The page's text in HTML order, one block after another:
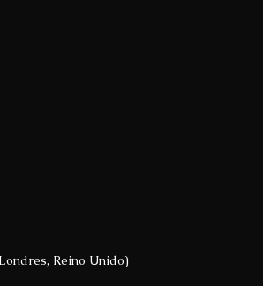
Reino Unido)